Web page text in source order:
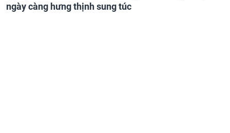
ngày càng hưng thịnh sung túc